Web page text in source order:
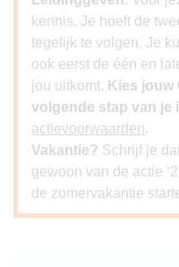
kennis. Je hoeft de
tegelijk te volgen. Je
ook eerst de één en
jou uitkomt. Kies jouw
volgende stap van je
actievoorwaarden.
Vakantie? Schrijf je
gewoon van de actie
de zomervakantie